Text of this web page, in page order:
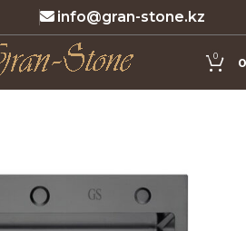
info@gran-stone.kz
0 0